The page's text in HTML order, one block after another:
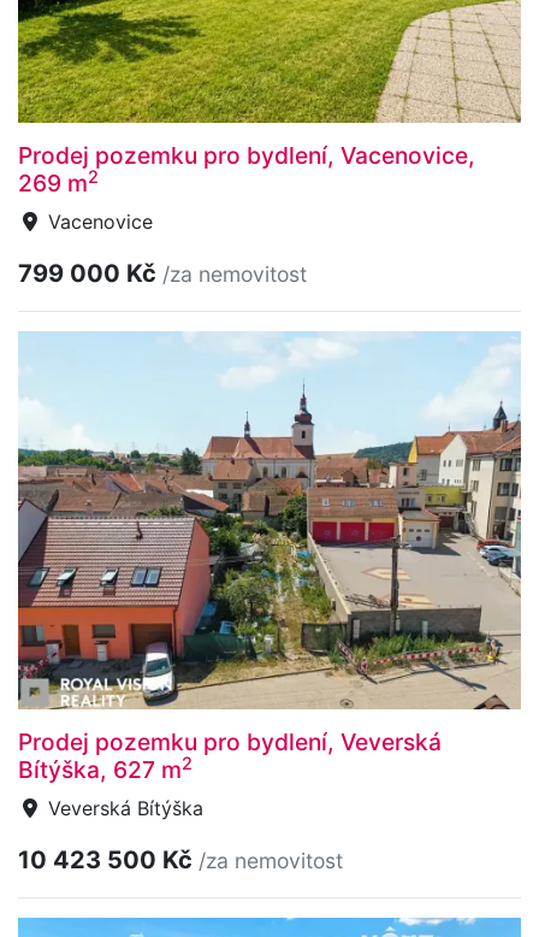
Prodej pozemku pro bydlení, Vacenovice,
269 m2
Vacenovice
799 000 Kč /za nemovitost
Prodej pozemku pro bydlení, Veverská
Bítýška, 627 m2
Veverská Bítýška
10 423 500 Kč /za nemovitost